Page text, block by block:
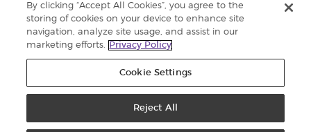
WhatsApp: +60 15 4600 0691
By clicking “Accept All Cookies”, you agree to the
storing of cookies on your device to enhance site
navigation, analyze site usage, and assist in our
marketing efforts.
Privacy Policy
Cookie Settings
Reject All